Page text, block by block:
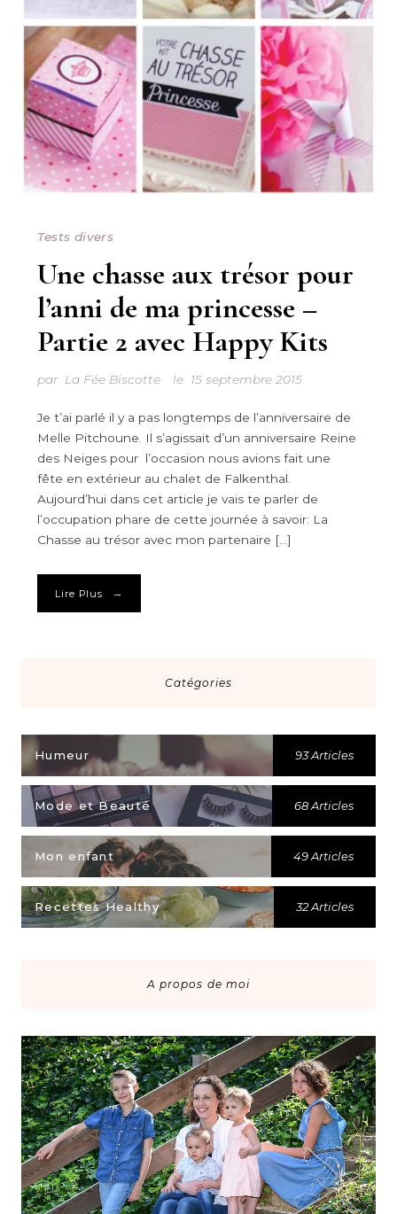
Tests divers
Une chasse aux trésor pour
l’anni de ma princesse –
Partie 2 avec Happy Kits
par La Fée Biscotte le 15 septembre 2015
Je t’ai parlé il y a pas longtemps de l’anniversaire de
Melle Pitchoune. Il s’agissait d’un anniversaire Reine
des Neiges pour l’occasion nous avions fait une
fête en extérieur au chalet de Falkenthal.
Aujourd’hui dans cet article je vais te parler de
l’occupation phare de cette journée à savoir: La
Chasse au trésor avec mon partenaire […]
Lire Plus →
Catégories
Humeur 93 Articles
Mode et Beauté 68 Articles
Mon enfant 49 Articles
Recettes Healthy 32 Articles
A propos de moi